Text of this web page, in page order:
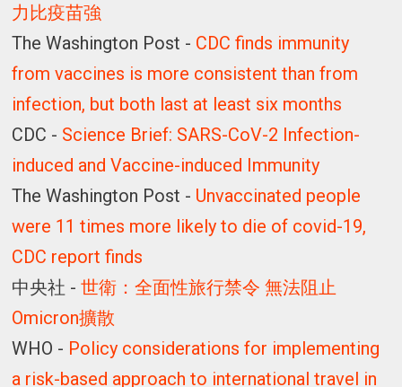
力比疫苗強
The Washington Post - CDC finds immunity
from vaccines is more consistent than from
infection, but both last at least six months
CDC - Science Brief: SARS-CoV-2 Infection-
induced and Vaccine-induced Immunity
The Washington Post - Unvaccinated people
were 11 times more likely to die of covid-19,
CDC report finds
中央社 -世衛：全面性旅行禁令 無法阻止
Omicron擴散
WHO - Policy considerations for implementing
a risk-based approach to international travel in